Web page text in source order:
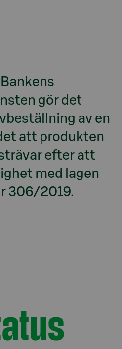
gör det
av en
att produkten
efter att
med lagen
306/2019.